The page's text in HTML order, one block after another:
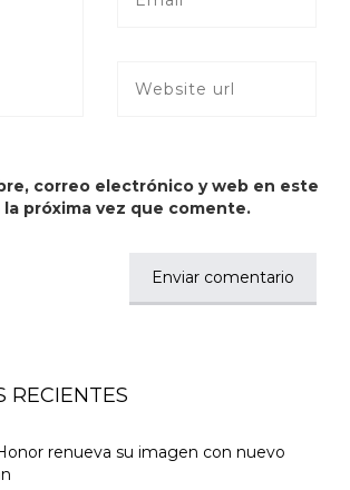
correo electrónico y web en este
la próxima vez que comente.
RECIENTES
renueva su imagen con nuevo